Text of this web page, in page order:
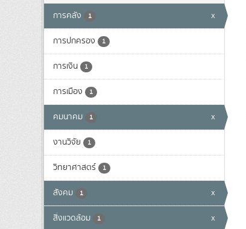
การคลัง 1 x
การปกครอง 1
การเงิน 1
การเมือง 1
คมนาคม 1 x
งานวิจัย 1
วิทยาศาสตร์ 1
สังคม 1 x
สิ่งแวดล้อม 1 x